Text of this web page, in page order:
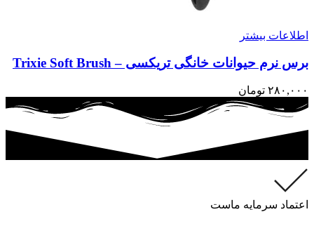
اطلاعات بیشتر
برس نرم حیوانات خانگی تریکسی – Trixie Soft Brush
۲۸۰,۰۰۰ تومان
اعتماد سرمایه ماست